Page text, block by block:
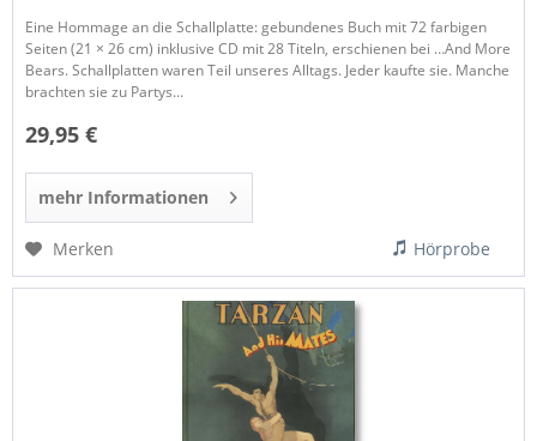
Eine Hommage an die Schallplatte: gebundenes Buch mit 72 farbigen
Seiten (21 × 26 cm) inklusive CD mit 28 Titeln, erschienen bei …And More
Bears. Schallplatten waren Teil unseres Alltags. Jeder kaufte sie. Manche
brachten sie zu Partys...
29,95 €
mehr Informationen
Merken Hörprobe